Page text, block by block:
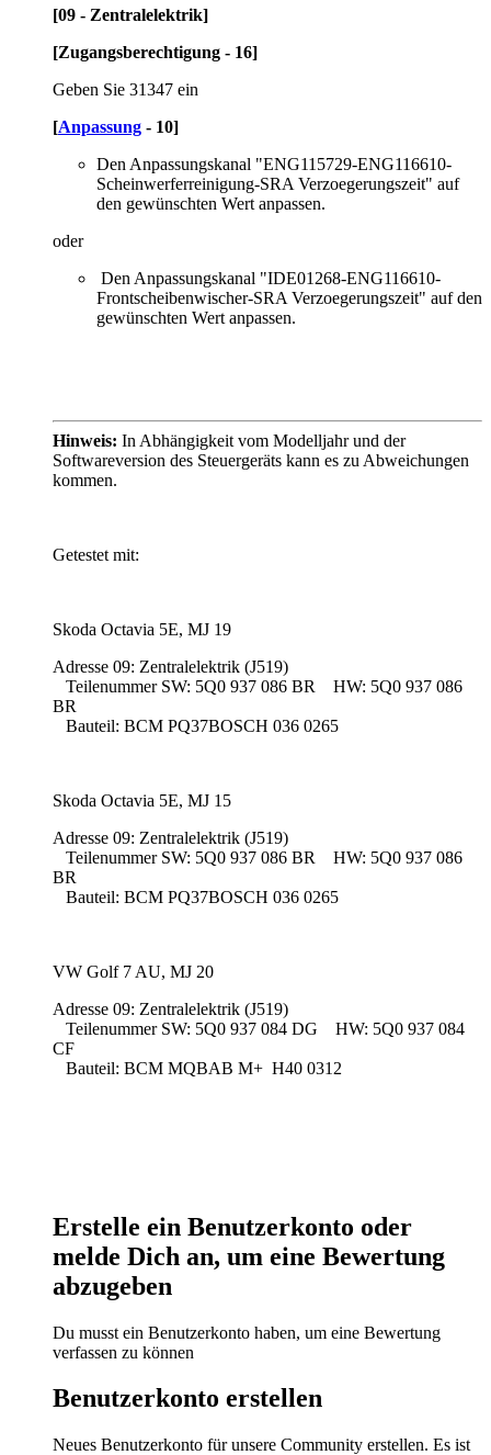
[09 - Zentralelektrik]
[Zugangsberechtigung - 16]
Geben Sie 31347 ein
[Anpassung - 10]
Den Anpassungskanal "ENG115729-ENG116610-
Scheinwerferreinigung-SRA Verzoegerungszeit" auf
den gewünschten Wert anpassen.
oder
Den Anpassungskanal "IDE01268-ENG116610-
Frontscheibenwischer-SRA Verzoegerungszeit" auf den
gewünschten Wert anpassen.
Hinweis: In Abhängigkeit vom Modelljahr und der
Softwareversion des Steuergeräts kann es zu Abweichungen
kommen.
Getestet mit:
Skoda Octavia 5E, MJ 19
Adresse 09: Zentralelektrik (J519)
Teilenummer SW: 5Q0 937 086 BR HW: 5Q0 937 086
BR
Bauteil: BCM PQ37BOSCH 036 0265
Skoda Octavia 5E, MJ 15
Adresse 09: Zentralelektrik (J519)
Teilenummer SW: 5Q0 937 086 BR HW: 5Q0 937 086
BR
Bauteil: BCM PQ37BOSCH 036 0265
VW Golf 7 AU, MJ 20
Adresse 09: Zentralelektrik (J519)
Teilenummer SW: 5Q0 937 084 DG HW: 5Q0 937 084
CF
Bauteil: BCM MQBAB M+ H40 0312
Erstelle ein Benutzerkonto oder
melde Dich an, um eine Bewertung
abzugeben
Du musst ein Benutzerkonto haben, um eine Bewertung
verfassen zu können
Benutzerkonto erstellen
Neues Benutzerkonto für unsere Community erstellen. Es ist